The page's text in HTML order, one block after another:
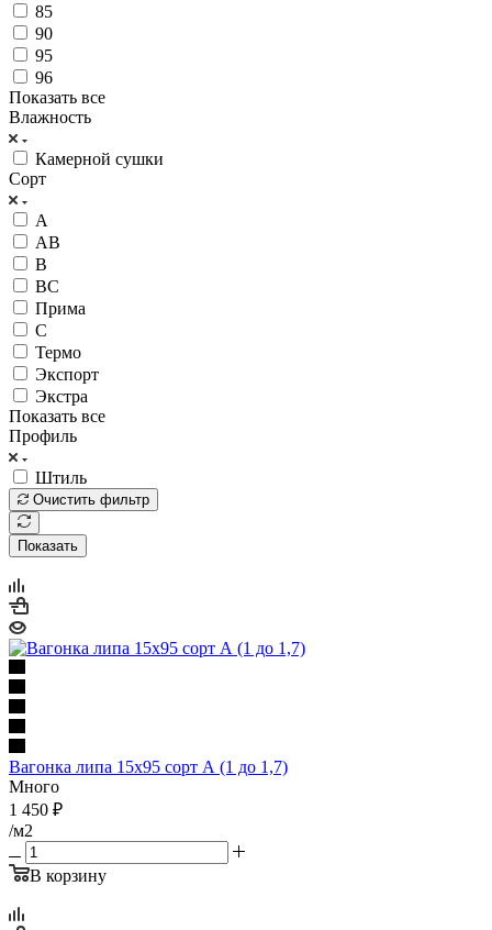
85
90
95
96
Показать все
Влажность
Камерной сушки
Сорт
А
АВ
В
ВС
Прима
С
Термо
Экспорт
Экстра
Показать все
Профиль
Штиль
Очистить фильтр
Показать
Вагонка липа 15х95 сорт А (1 до 1,7)
Много
1 450 ₽
/м2
В корзину